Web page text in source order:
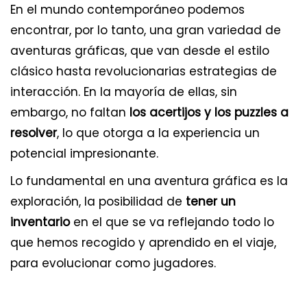
En el mundo contemporáneo podemos
encontrar, por lo tanto, una gran variedad de
aventuras gráficas, que van desde el estilo
clásico hasta revolucionarias estrategias de
interacción. En la mayoría de ellas, sin
embargo, no faltan los acertijos y los puzzles a
resolver, lo que otorga a la experiencia un
potencial impresionante.
Lo fundamental en una aventura gráfica es la
exploración, la posibilidad de tener un
inventarioen el que se va reflejando todo lo
que hemos recogido y aprendido en el viaje,
para evolucionar como jugadores.